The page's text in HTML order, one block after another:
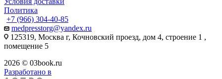
Политика
+7 (966) 304-40-85
medpresstorg@yandex.ru
125319, Москва г, Кочновский проезд, дом 4, строение 1 ,
помещение 5
2026 © 03book.ru
Разработано в